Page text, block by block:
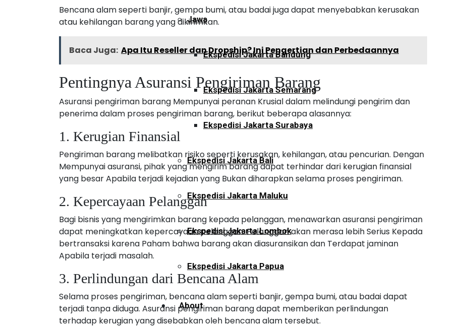
Jawa
Ekspedisi Jakarta Bandung
Ekspedisi Jakarta Semarang
Ekspedisi Jakarta Surabaya
Ekspedisi Jakarta Bali
Ekspedisi Jakarta Maluku
Ekspedisi Jakarta Lombok
Ekspedisi Jakarta Papua
About
Bencana alam seperti banjir, gempa bumi, atau badai juga dapat menyebabkan kerusakan
atau kehilangan barang yang dikirimkan.
Baca Juga: Apa Itu Reseller dan Dropship? Ini Pengertian dan Perbedaannya
Pentingnya Asuransi Pengiriman Barang
Asuransi pengiriman barang Mempunyai peranan Krusial dalam melindungi pengirim dan
penerima dalam proses pengiriman barang, berikut beberapa alasannya:
1. Kerugian Finansial
Pengiriman barang melibatkan risiko seperti kerusakan, kehilangan, atau pencurian. Dengan
Mempunyai asuransi, pihak yang mengirim barang dapat terhindar dari kerugian finansial
yang besar Apabila terjadi kejadian yang Bukan diharapkan selama proses pengiriman.
2. Kepercayaan Pelanggan
Bagi bisnis yang mengirimkan barang kepada pelanggan, menawarkan asuransi pengiriman
dapat meningkatkan kepercayaan pelanggan. Pelanggan akan merasa lebih Serius Kepada
bertransaksi karena Paham bahwa barang akan diasuransikan dan Terdapat jaminan
Apabila terjadi masalah.
3. Perlindungan dari Bencana Alam
Selama proses pengiriman, bencana alam seperti banjir, gempa bumi, atau badai dapat
terjadi tanpa diduga. Asuransi pengiriman barang dapat memberikan perlindungan
terhadap kerugian yang disebabkan oleh bencana alam tersebut.